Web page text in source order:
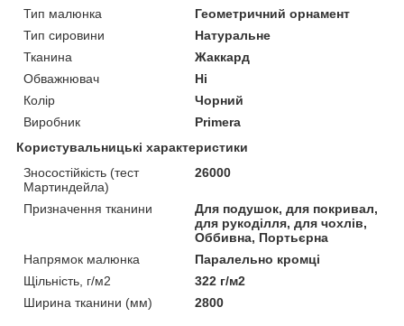
Тип малюнка
Геометричний орнамент
Тип сировини
Натуральне
Тканина
Жаккард
Обважнювач
Ні
Колір
Чорний
Виробник
Primera
Користувальницькі характеристики
Зносостійкість (тест
Мартиндейла)
26000
Призначення тканини
Для подушок, для покривал,
для рукоділля, для чохлів,
Оббивна, Портьєрна
Напрямок малюнка
Паралельно кромці
Щільність, г/м2
322 г/м2
Ширина тканини (мм)
2800